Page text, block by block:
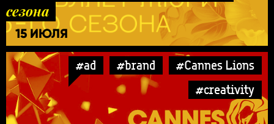
сезона
15 ИЮЛЯ
#ad #brand
#Cannes Lions
#creativity